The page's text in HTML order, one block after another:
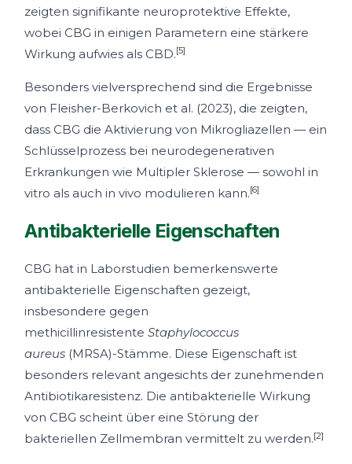
zeigten signifikante neuroprotektive Effekte,
wobei CBG in einigen Parametern eine stärkere
Wirkung aufwies als CBD.[5]
Besonders vielversprechend sind die Ergebnisse
von Fleisher-Berkovich et al. (2023), die zeigten,
dass CBG die Aktivierung von Mikrogliazellen — ein
Schlüsselprozess bei neurodegenerativen
Erkrankungen wie Multipler Sklerose — sowohl in
vitro als auch in vivo modulieren kann.[6]
Antibakterielle Eigenschaften
CBG hat in Laborstudien bemerkenswerte
antibakterielle Eigenschaften gezeigt,
insbesondere gegen
methicillinresistenteStaphylococcus
aureus (MRSA)-Stämme. Diese Eigenschaft ist
besonders relevant angesichts der zunehmenden
Antibiotikaresistenz. Die antibakterielle Wirkung
von CBG scheint über eine Störung der
bakteriellen Zellmembran vermittelt zu werden.[2]